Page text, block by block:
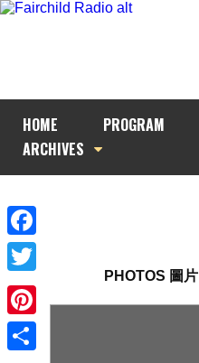
HOME PROGRAM
ARCHIVES
Facebook
Twitter
Pinterest
PHOTOS 圖片